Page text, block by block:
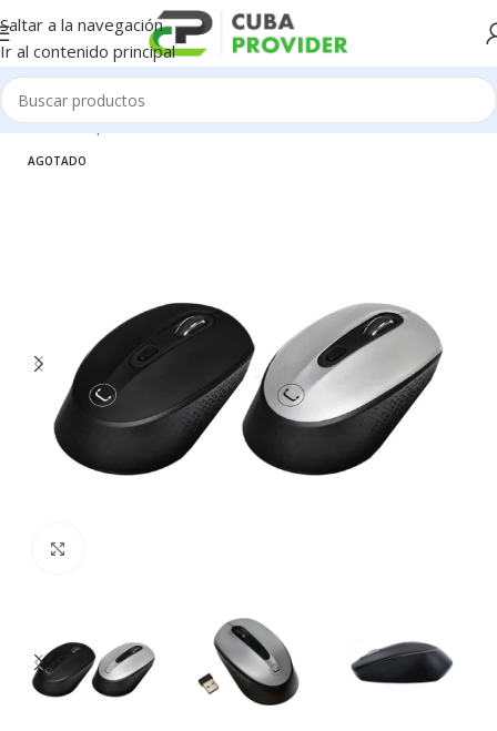
Saltar a la navegación
Ir al contenido principal
Inicio/Componentes de PC/Mouse / Teclado / Mandos
AGOTADO